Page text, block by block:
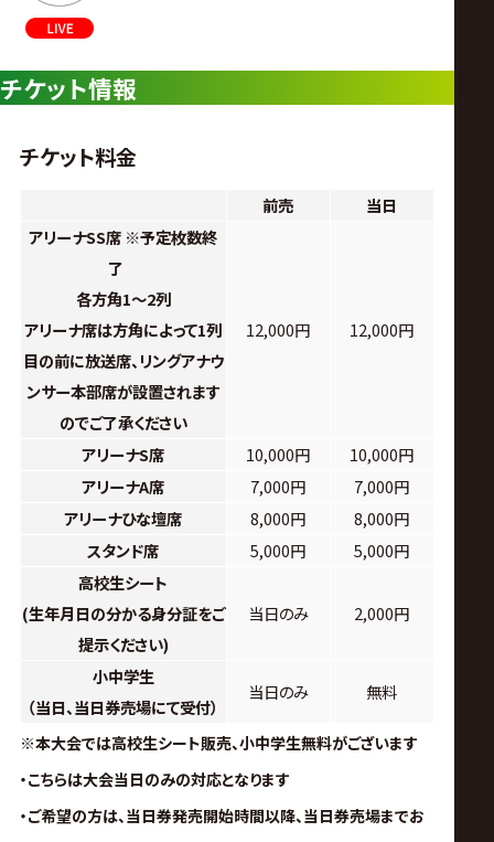
チケット情報
チケット料金
前売
当日
アリーナSS席 ※予定枚数終
了
各方角1〜2列
アリーナ席は方角によって1列
目の前に放送席、リングアナウ
ンサー本部席が設置されます
のでご了承ください
12,000円 12,000円
アリーナS席 10,000円
10,000円
アリーナA席
7,000円
7,000円
アリーナひな壇席
8,000円
8,000円
スタンド席
5,000円
5,000円
高校生シート
(生年月日の分かる身分証をご
提示ください)
当日のみ 2,000円
小中学生
（当日、当日券売場にて受付）
当日のみ 無料
※本大会では高校生シート販売、小中学生無料がございます
・こちらは大会当日のみの対応となります
・ご希望の方は、当日券発売開始時間以降、当日券売場までお